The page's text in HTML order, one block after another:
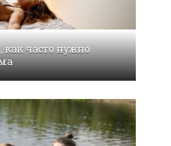
часто нужно